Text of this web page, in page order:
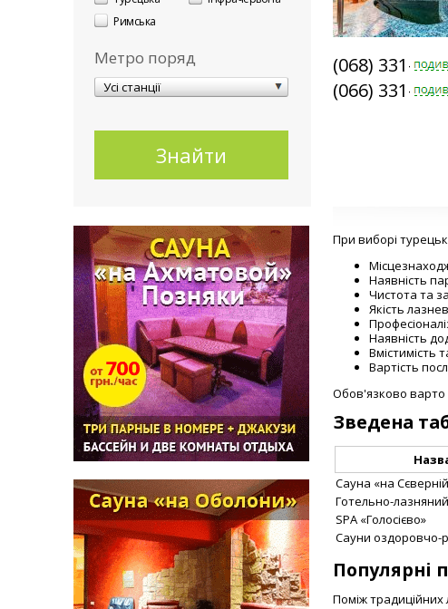
(068) 331-
(066) 331-
При виборі
Наявність
Чистота та
Якість
Наявність
Вмістимість
Вартість
Обов'язково варто
Зведена
Сауна «на
Готельно-
SPA «Голосієво»
Сауни оздоровчо-
Популярні
Поміж
Римська
Метро поряд
Усі станції